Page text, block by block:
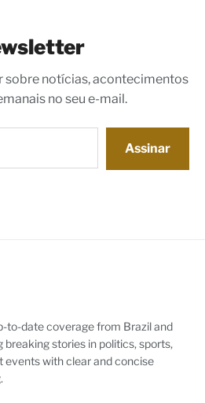
sobre notícias, acontecimentos
no seu e-mail.
Assinar
to-date coverage from Brazil and
stories in politics, sports,
events with clear and concise